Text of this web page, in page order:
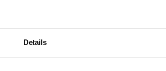
Details